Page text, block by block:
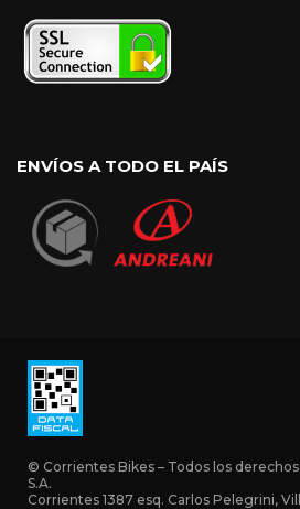
ENVÍOS A TODO EL PAÍS
© Corrientes Bikes – Todos los
S.A.
Corrientes 1387 esq. Carlos Pelegrini,